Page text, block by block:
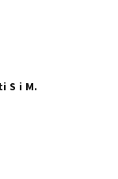
S i M.